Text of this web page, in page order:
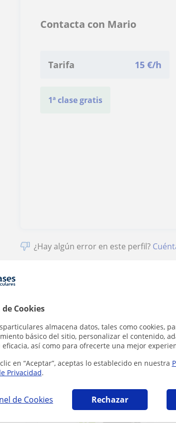
Cookies
almacena datos, tales como cookies,
básico del sitio, personalizar el contenido,
así como para ofrecerte una mejor
en “Aceptar”, aceptas lo establecido en nuestra
Privacidad.
de Cookies Rechazar
Contacta con Mario
Tarifa 15 €/h
1ª clase gratis
¿Hay algún error en este perfil?
que pueden interesarte